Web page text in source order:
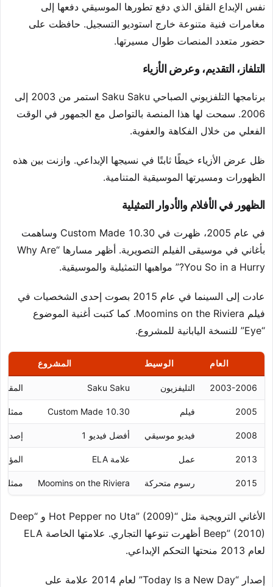
نفس الإبداع القلق الذي دفع تطورها الموسيقي دفعها إلى
مغامرات فنية متنوعة خارج استوديو التسجيل. حافظت على
حضور متعدد المنصات طوال مسيرتها.
التلفاز، التقديم، وعرض الأزياء
برنامجها التلفزيوني الصباحي Saku Saku استمر من 2003 إلى
2006. سمحت لها هذا المنصة بالتواصل مع الجمهور في الوقت
الفعلي من خلال الفكاهة والعفوية.
ظل عرض الأزياء خيطًا ثابتًا في نسيجها الإبداعي. وازنت بين هذه
الظهورات ومسيرتها الموسيقية المتنامية.
الظهور في الأفلام والأدوار التمثيلية
في عام 2005، ظهرت في Custom Made 10.30 وساهمت
بأغاني في موسيقى الفيلم التصويرية. أظهر مسارها “Why Are
You So in a Hurry?” مواهبها التمثيلية والموسيقية.
عادت إلى السينما في عام 2015 بصوت إحدى الشخصيات في
فيلم Moomins on the Riviera. كما كتبت أغنية الموضوع
“Eye” للنسخة اليابانية للمشروع.
العام الوسيط المشروع
2003-2006 التليفزيون Saku Saku
2005 فيلم Custom Made 10.30
2008 فيديو موسيقي أفضل فيديو 1
2013 عمل علامة ELA
2015 رسوم متحركة Moomins on the Riviera
الأغاني الترويجية مثل “Hot Pepper no Uta” (2009) و “Deep
Beep” (2010) أظهرت تنوعها التجاري. علامتها الخاصة ELA
لعام 2013 منحتها التحكم الإبداعي.
إصدار “Today Is a New Day” لعام 2014 علامة على